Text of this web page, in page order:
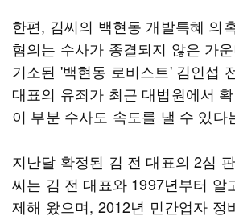
한편, 김씨의 백현동 개발특혜 의
혐의는 수사가 종결되지 않은 가
기소된 '백현동 로비스트' 김인섭
대표의 유죄가 최근 대법원에서
이 부분 수사도 속도를 낼 수 있다
지난달 확정된 김 전 대표의 2심
씨는 김 전 대표와 1997년부터 알
제해 왔으며, 2012년 민간업자 정